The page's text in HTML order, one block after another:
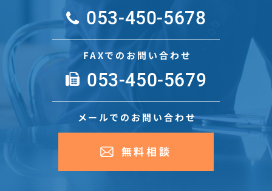
053-450-5678
FAXでのお問い合わせ
053-450-5679
メールでのお問い合わせ
無料相談